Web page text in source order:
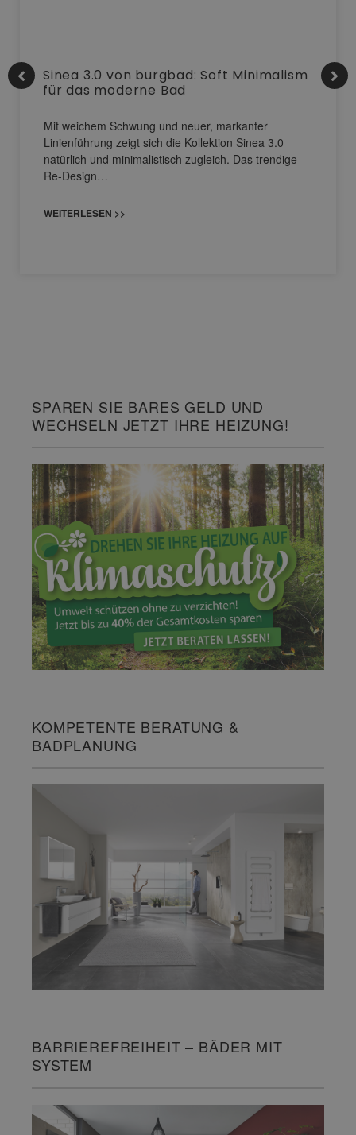
Sinea 3.0 von burgbad: Soft Minimalism
für das moderne Bad
Mit weichem Schwung und neuer, markanter
Linienführung zeigt sich die Kollektion Sinea 3.0
natürlich und minimalistisch zugleich. Das trendige
Re-Design…
WEITERLESEN >>
SPAREN SIE BARES GELD UND
WECHSELN JETZT IHRE HEIZUNG!
KOMPETENTE BERATUNG &
BADPLANUNG
BARRIEREFREIHEIT – BÄDER MIT
SYSTEM